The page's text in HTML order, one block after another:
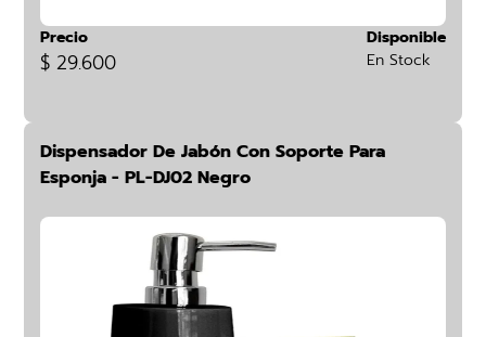
Precio
$ 29.600
Disponible
En Stock
Dispensador De Jabón Con Soporte Para
Esponja - PL-DJ02 Negro